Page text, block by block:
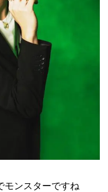
モンスターですね